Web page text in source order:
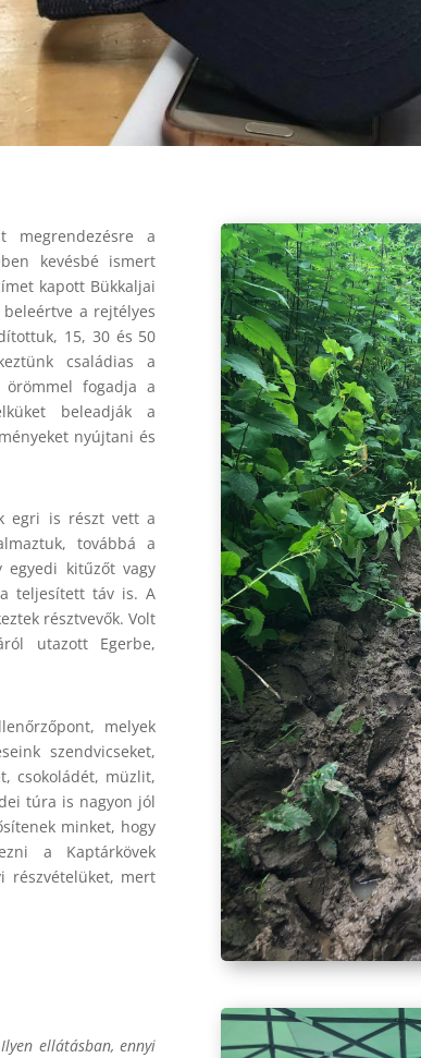
megrendezésre a
kevésbé ismert
kapott Bükkaljai
a rejtélyes
15, 30 és 50
családias a
fogadja a
beleadják a
nyújtani és
egri is részt vett a
továbbá a
egyedi kitűzőt vagy
teljesített táv is. A
résztvevők. Volt
utazott Egerbe,
melyek
szendvicseket,
csokoládét, müzlit,
túra is nagyon jól
minket, hogy
a Kaptárkövek
részvételüket, mert
ellátásban, ennyi